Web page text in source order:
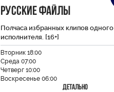
Русские файлы
Полчаса избранных клипов одного
исполнителя. [16+]
Вторник 18:00
Среда 07:00
Четверг 10:00
Воскресенье 06:00
Детально